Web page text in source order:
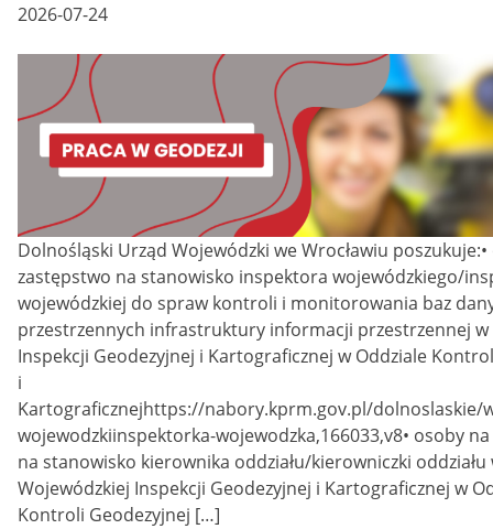
Posted
2026-07-24
Dolnośląski Urząd Wojewódzki we Wrocławiu
zastępstwo na stanowisko inspektora wojewódzkiego/
wojewódzkiej do spraw kontroli i monitorowania baz
przestrzennych infrastruktury informacji przestrzennej w
Inspekcji Geodezyjnej i Kartograficznej w Oddziale
i
Kartograficznejhttps://nabory.kprm.gov.pl/dolnoslaskie/
wojewodzkiinspektorka-wojewodzka,166033,v8• osoby
na stanowisko kierownika oddziału/kierowniczki oddziału
Wojewódzkiej Inspekcji Geodezyjnej i Kartograficznej w
Kontroli Geodezyjnej […]